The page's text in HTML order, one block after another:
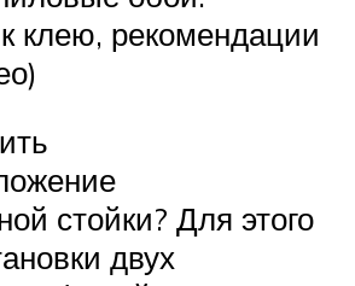
клею, рекомендации
стойки? Для этого
двух